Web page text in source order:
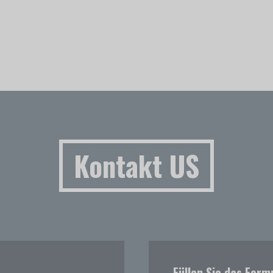
Kontakt US